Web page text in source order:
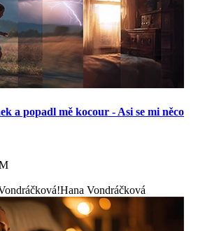
a popadl mě kocour - Asi se mi něco
Hana Vondráčková